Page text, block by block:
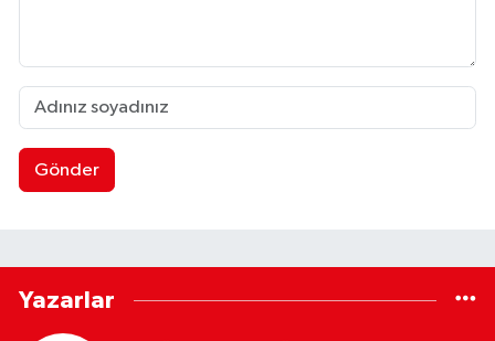
Gönder
Yazarlar